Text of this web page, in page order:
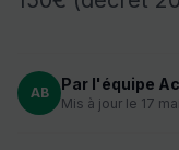
AB Par l'équipe
Mis à jour le 17